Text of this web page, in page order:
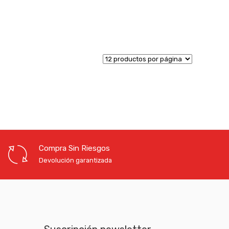
Compra Sin Riesgos
Devolución garantizada